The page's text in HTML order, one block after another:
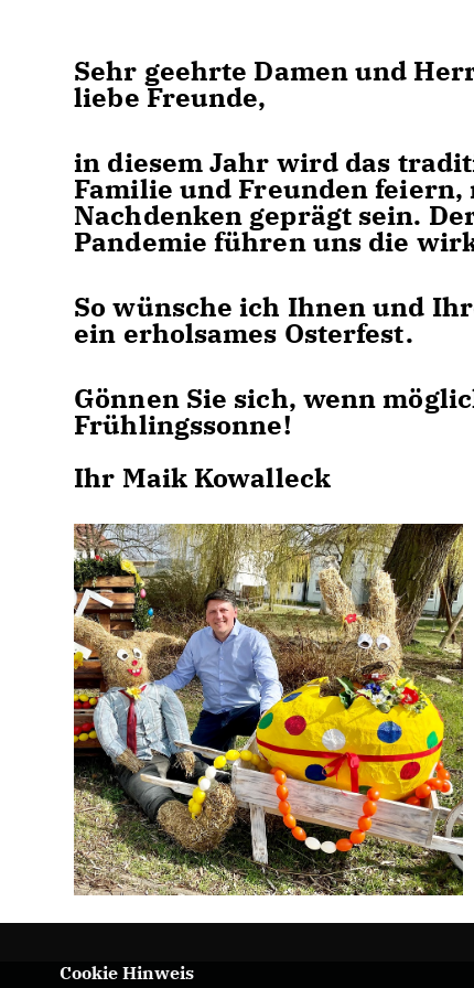
Sehr geehrte Damen und
liebe Freunde,
in diesem Jahr wird das
Familie und Freunden
Nachdenken geprägt sein.
Pandemie führen uns die
So wünsche ich Ihnen und
ein erholsames Osterfest.
Gönnen Sie sich, wenn
Frühlingssonne!
Ihr Maik Kowalleck
Cookie Hinweis